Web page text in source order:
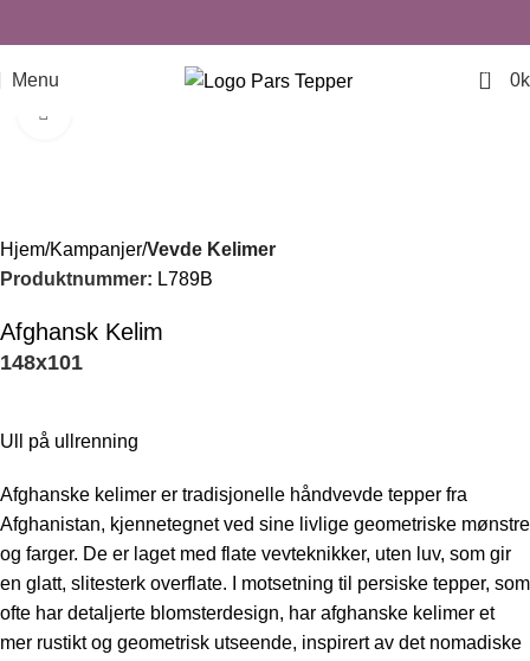
Menu 0 0
Hjem Kampanjer Vevde Kelimer
Produktnummer: L789B
Afghansk Kelim
148x101
Ull på ullrenning
Afghanske kelimer er tradisjonelle håndvevde tepper fra
Afghanistan, kjennetegnet ved sine livlige geometriske mønstre
og farger. De er laget med flate vevteknikker, uten luv, som gir
en glatt, slitesterk overflate. I motsetning til persiske tepper, som
ofte har detaljerte blomsterdesign, har afghanske kelimer et
mer rustikt og geometrisk utseende, inspirert av det nomadiske